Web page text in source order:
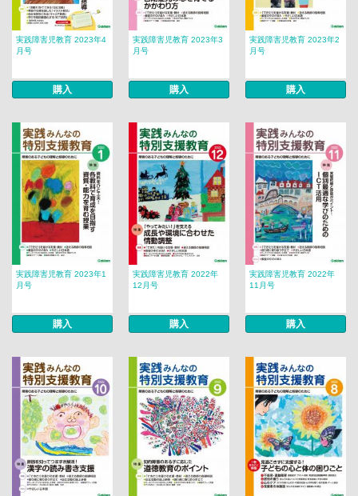
実践障害児教育 2023年4
月号
購入
実践障害児教育 2023年3
月号
購入
実践障害児教育 2023年2
月号
購入
実践障害児教育 2023年1
月号
購入
実践障害児教育 2022年
12月号
購入
実践障害児教育 2022年
11月号
購入